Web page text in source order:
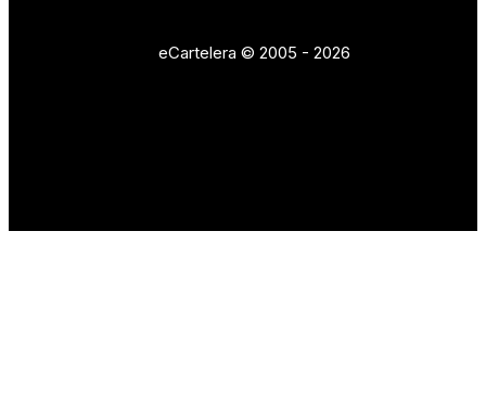
eCartelera © 2005 - 2026